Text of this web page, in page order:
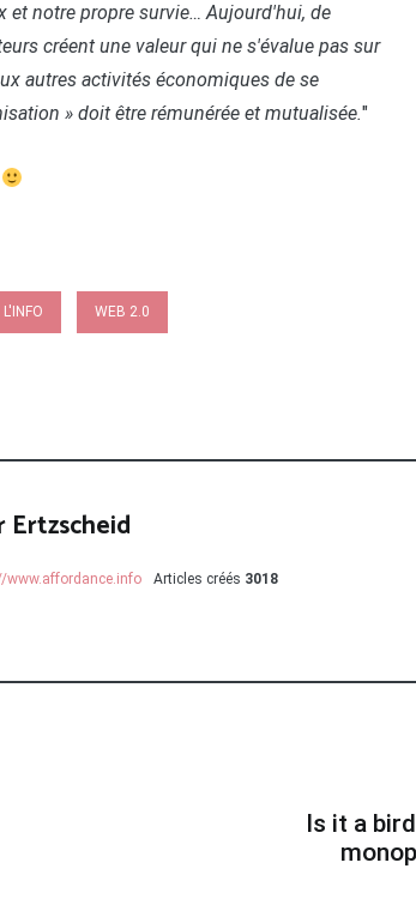
et notre propre survie… Aujourd'hui, de
créent une valeur qui ne s'évalue pas sur
autres activités économiques de se
» doit être rémunérée et mutualisée."
WEB 2.0
Ertzscheid
www.affordance.info Articles créés 3018
Is it a